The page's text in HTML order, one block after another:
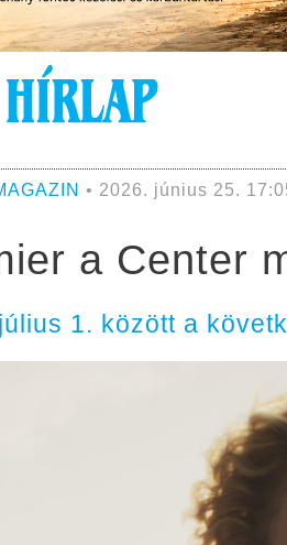
• 2026. június 25.
a Center
1. között a